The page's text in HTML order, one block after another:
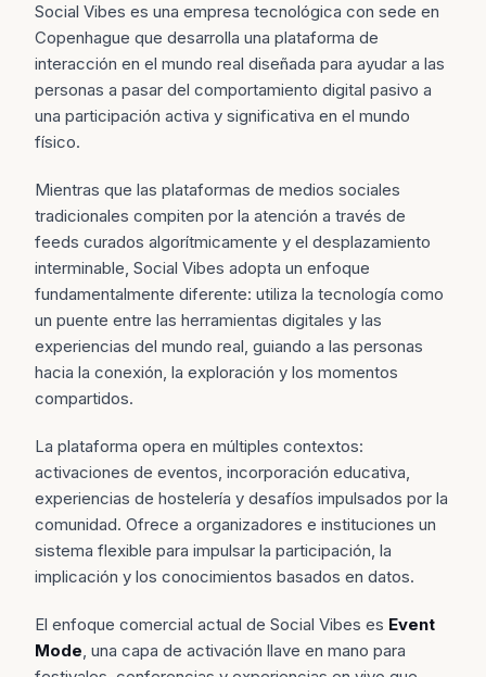
Social Vibes es una empresa tecnológica con sede en
Copenhague que desarrolla una plataforma de
interacción en el mundo real diseñada para ayudar a las
personas a pasar del comportamiento digital pasivo a
una participación activa y significativa en el mundo
físico.
Mientras que las plataformas de medios sociales
tradicionales compiten por la atención a través de
feeds curados algorítmicamente y el desplazamiento
interminable, Social Vibes adopta un enfoque
fundamentalmente diferente: utiliza la tecnología como
un puente entre las herramientas digitales y las
experiencias del mundo real, guiando a las personas
hacia la conexión, la exploración y los momentos
compartidos.
La plataforma opera en múltiples contextos:
activaciones de eventos, incorporación educativa,
experiencias de hostelería y desafíos impulsados por la
comunidad. Ofrece a organizadores e instituciones un
sistema flexible para impulsar la participación, la
implicación y los conocimientos basados en datos.
El enfoque comercial actual de Social Vibes es Event
Mode, una capa de activación llave en mano para